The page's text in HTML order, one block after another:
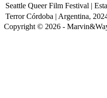
Seattle Queer Film Festival |
Terror Córdoba | Argentina,
Copyright © 2026 -